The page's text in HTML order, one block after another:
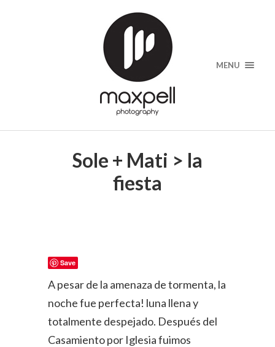
MENU
Sole + Mati > la
fiesta
Save
A pesar de la amenaza de tormenta, la
noche fue perfecta! luna llena y
totalmente despejado. Después del
Casamiento por Iglesia fuimos